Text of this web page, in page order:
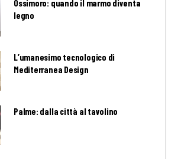
Ossimoro: quando il marmo diventa
legno
L’umanesimo tecnologico di
Mediterranea Design
Palme: dalla città al tavolino